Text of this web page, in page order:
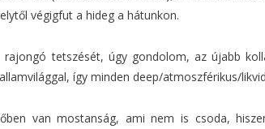
végigfut a hideg a hátunkon.
tetszését, úgy gondolom, az újabb
így minden deep/atmoszférikus/
van mostanság, ami nem is csoda,